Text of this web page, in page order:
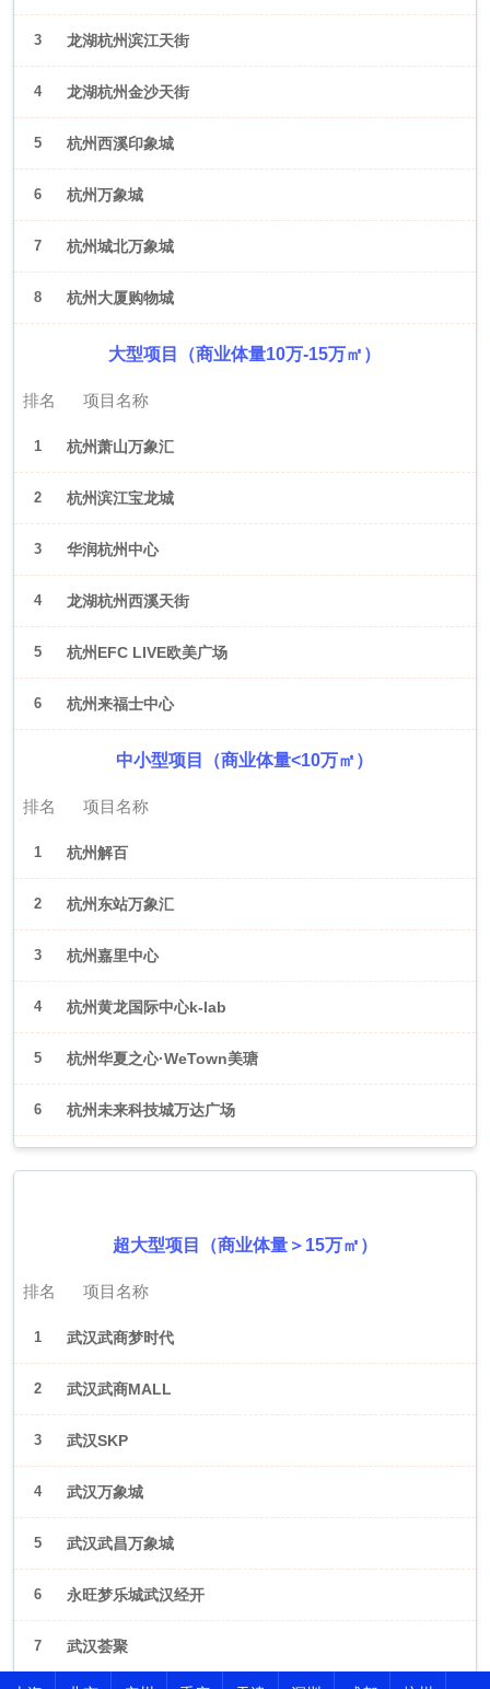
3 龙湖杭州滨江天街
4 龙湖杭州金沙天街
5 杭州西溪印象城
6 杭州万象城
7 杭州城北万象城
8 杭州大厦购物城
大型项目（商业体量10万-15万㎡）
排名 项目名称
1 杭州萧山万象汇
2 杭州滨江宝龙城
3 华润杭州中心
4 龙湖杭州西溪天街
5 杭州EFC LIVE欧美广场
6 杭州来福士中心
中小型项目（商业体量<10万㎡）
排名 项目名称
1 杭州解百
2 杭州东站万象汇
3 杭州嘉里中心
4 杭州黄龙国际中心k-lab
5 杭州华夏之心·WeTown美瑭
6 杭州未来科技城万达广场
超大型项目（商业体量＞15万㎡）
排名 项目名称
1 武汉武商梦时代
2 武汉武商MALL
3 武汉SKP
4 武汉万象城
5 武汉武昌万象城
6 永旺梦乐城武汉经开
7 武汉荟聚